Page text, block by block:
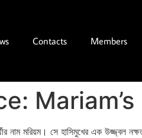
Contacts Members
নাম মরিয়ম। সে হাসিমুখের এক উজ্জ্বল